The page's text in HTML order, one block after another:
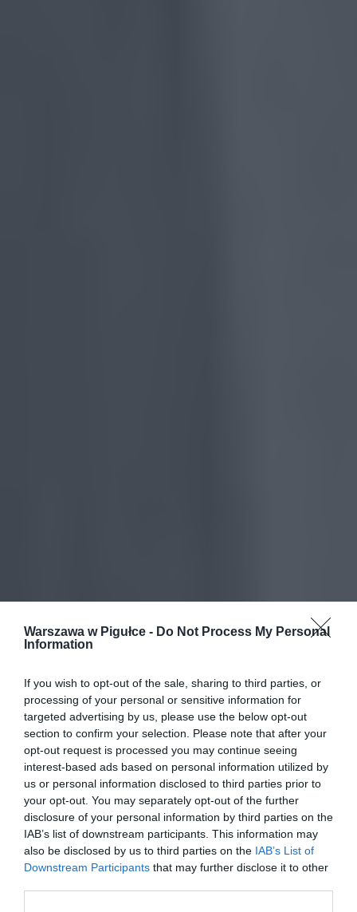
Warszawa w Pigułce - Do Not Process My Personal
Information
If you wish to opt-out of the sale, sharing to third parties, or
processing of your personal or sensitive information for
targeted advertising by us, please use the below opt-out
section to confirm your selection. Please note that after your
opt-out request is processed you may continue seeing
interest-based ads based on personal information utilized by
us or personal information disclosed to third parties prior to
your opt-out. You may separately opt-out of the further
disclosure of your personal information by third parties on the
IAB’s list of downstream participants. This information may
also be disclosed by us to third parties on the IAB’s List of
Downstream Participants that may further disclose it to other